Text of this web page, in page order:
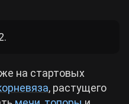
на стартовых
, растущего